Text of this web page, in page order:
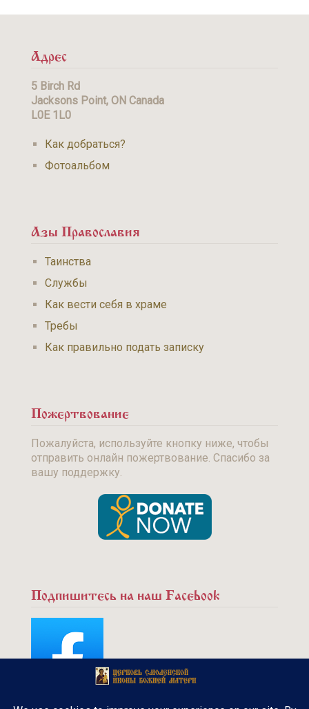
Адрес
5 Birch Rd
Jacksons Point, ON Canada
L0E 1L0
Как добраться?
Фотоальбом
Азы Православия
Таинства
Службы
Как вести себя в храме
Требы
Как правильно подать записку
Пожертвование
Пожалуйста, используйте кнопку ниже, чтобы
отправить онлайн пожертвование. Спасибо за
вашу поддержку.
Подпишитесь на наш Facebook